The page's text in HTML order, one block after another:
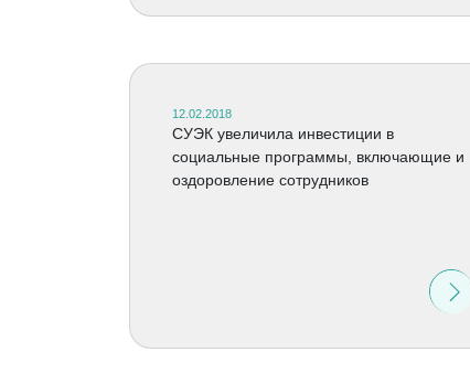
12.02.2018
СУЭК увеличила инвестиции в
социальные программы, включающие и
оздоровление сотрудников